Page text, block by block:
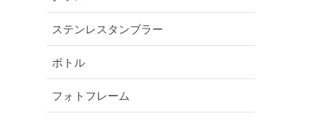
ステンレスタンブラー
ボトル
フォトフレーム